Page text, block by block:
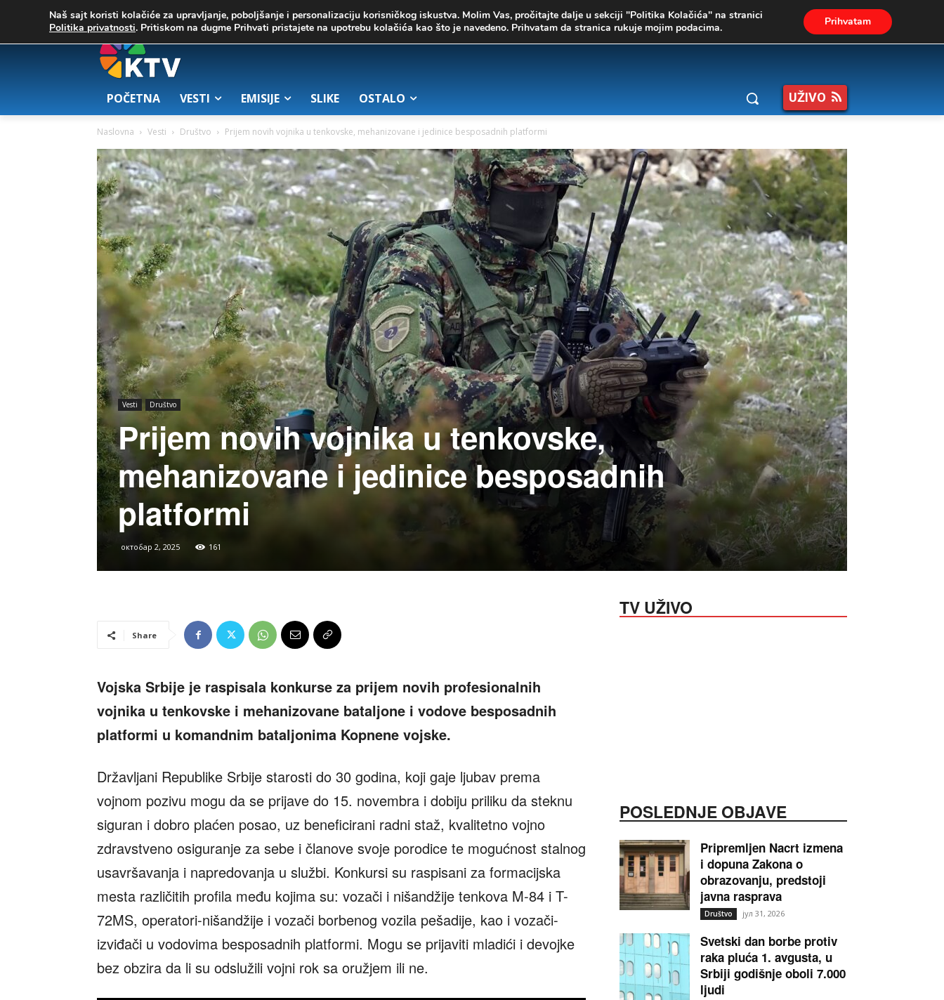
25.7 Zrenjanin 02. август 2026.
POČETNA VESTI EMISIJE SLIKE OSTALO UŽIVO
Naslovna Vesti Društvo Prijem novih vojnika u tenkovske, mehanizovane i jedinice besposadnih platformi
Vesti Društvo
Prijem novih vojnika u tenkovske,
mehanizovane i jedinice besposadnih
platformi
октобар 2, 2025 161
Share
Vojska Srbije je raspisala konkurse za prijem novih profesionalnih
vojnika u tenkovske i mehanizovane bataljone i vodove besposadnih
platformi u komandnim bataljonima Kopnene vojske.
Državljani Republike Srbije starosti do 30 godina, koji gaje ljubav prema
vojnom pozivu mogu da se prijave do 15. novembra i dobiju priliku da steknu
siguran i dobro plaćen posao, uz beneficirani radni staž, kvalitetno vojno
zdravstveno osiguranje za sebe i članove svoje porodice te mogućnost stalnog
usavršavanja i napredovanja u službi. Konkursi su raspisani za formacijska
mesta različitih profila među kojima su: vozači i nišandžije tenkova M-84 i T-
72MS, operatori-nišandžije i vozači borbenog vozila pešadije, kao i vozači-
izviđači u vodovima besposadnih platformi. Mogu se prijaviti mladići i devojke
bez obzira da li su odslužili vojni rok sa oružjem ili ne.
TV UŽIVO
POSLEDNJE OBJAVE
Pripremljen Nacrt izmena
i dopuna Zakona o
obrazovanju, predstoji
javna rasprava
Društvo јул 31, 2026
Svetski dan borbe protiv
raka pluća 1. avgusta, u
Srbiji godišnje oboli 7.000
ljudi
Naš sajt koristi kolačiće za upravljanje, poboljšanje i personalizaciju korisničkog iskustva. Molim Vas, pročitajte dalje u sekciji "Politika Kolačića" na stranici
Politika privatnosti. Pritiskom na dugme Prihvati pristajete na upotrebu kolačića kao što je navedeno. Prihvatam da stranica rukuje mojim podacima. Prihvatam